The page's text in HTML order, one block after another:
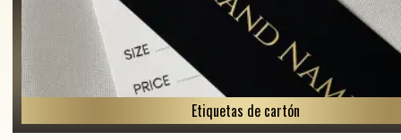
Etiquetas de cartón